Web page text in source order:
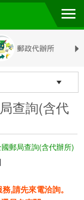
查詢(含代
郵局查詢(含代辦所)
,請先來電洽詢。